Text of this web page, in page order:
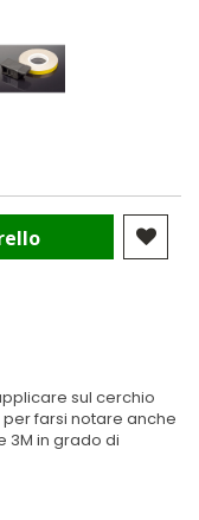
sul cerchio
farsi notare anche
3M in grado di